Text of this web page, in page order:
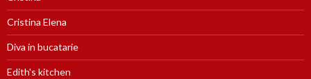
Cristina Elena
Diva in bucatarie
Edith's kitchen